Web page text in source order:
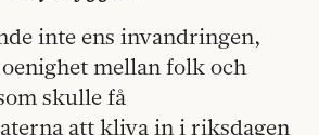
inte ens invandringen,
mellan folk och
skulle få
att kliva in i riksdagen